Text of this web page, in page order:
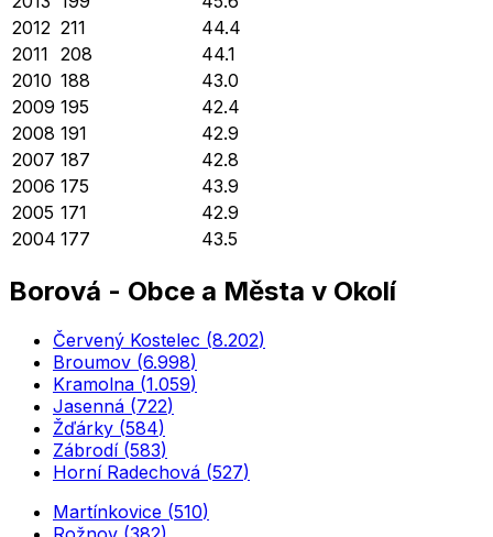
2012 211
44.4
2011 208
44.1
2010 188
43.0
2009 195
42.4
2008 191
42.9
2007 187
42.8
2006 175
43.9
2005 171
42.9
2004 177 43.5
Borová - Obce a Města v Okolí
Červený Kostelec (8.202)
Broumov (6.998)
Kramolna (1.059)
Jasenná (722)
Žďárky (584)
Zábrodí(583)
Horní Radechová (527)
Martínkovice (510)